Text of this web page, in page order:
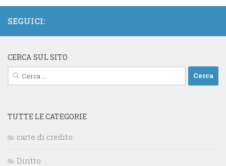
SEGUICI:
CERCA SUL SITO
Ricerca
per:
TUTTE LE CATEGORIE
carte di credito
Diritto